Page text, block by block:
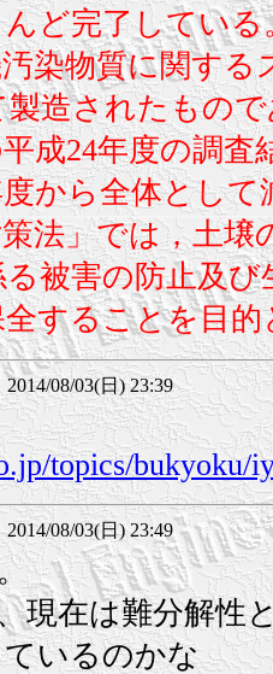
ど完了している
物質に関する
造されたもの
24年度の調査
から全体とし
」では，土壌
被害の防止及
することを目
08/03(日) 23:39
topics/bukyoku/
08/03(日) 23:49
現在は難分解性
いるのかな